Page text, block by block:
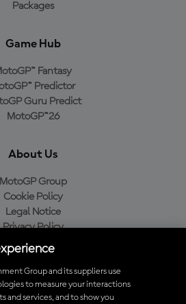
Packages
Game Hub
Fantasy
Predictor
Guru Predict
MotoGP™26
About Us
MotoGP Group
Cookie Policy
Legal Notice
Privacy Policy
Purchase Policy
oficial da MotoGP™
Group and its suppliers use
to measure your interactions
and services, and to show you